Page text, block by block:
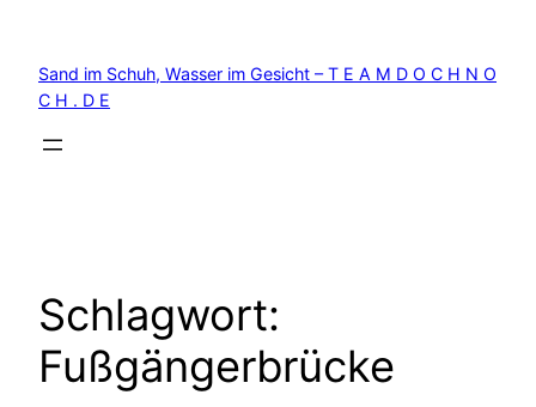
springen
Sand im Schuh, Wasser im Gesicht – T E A M D O C H N O
C H . D E
Schlagwort:
Fußgängerbrücke